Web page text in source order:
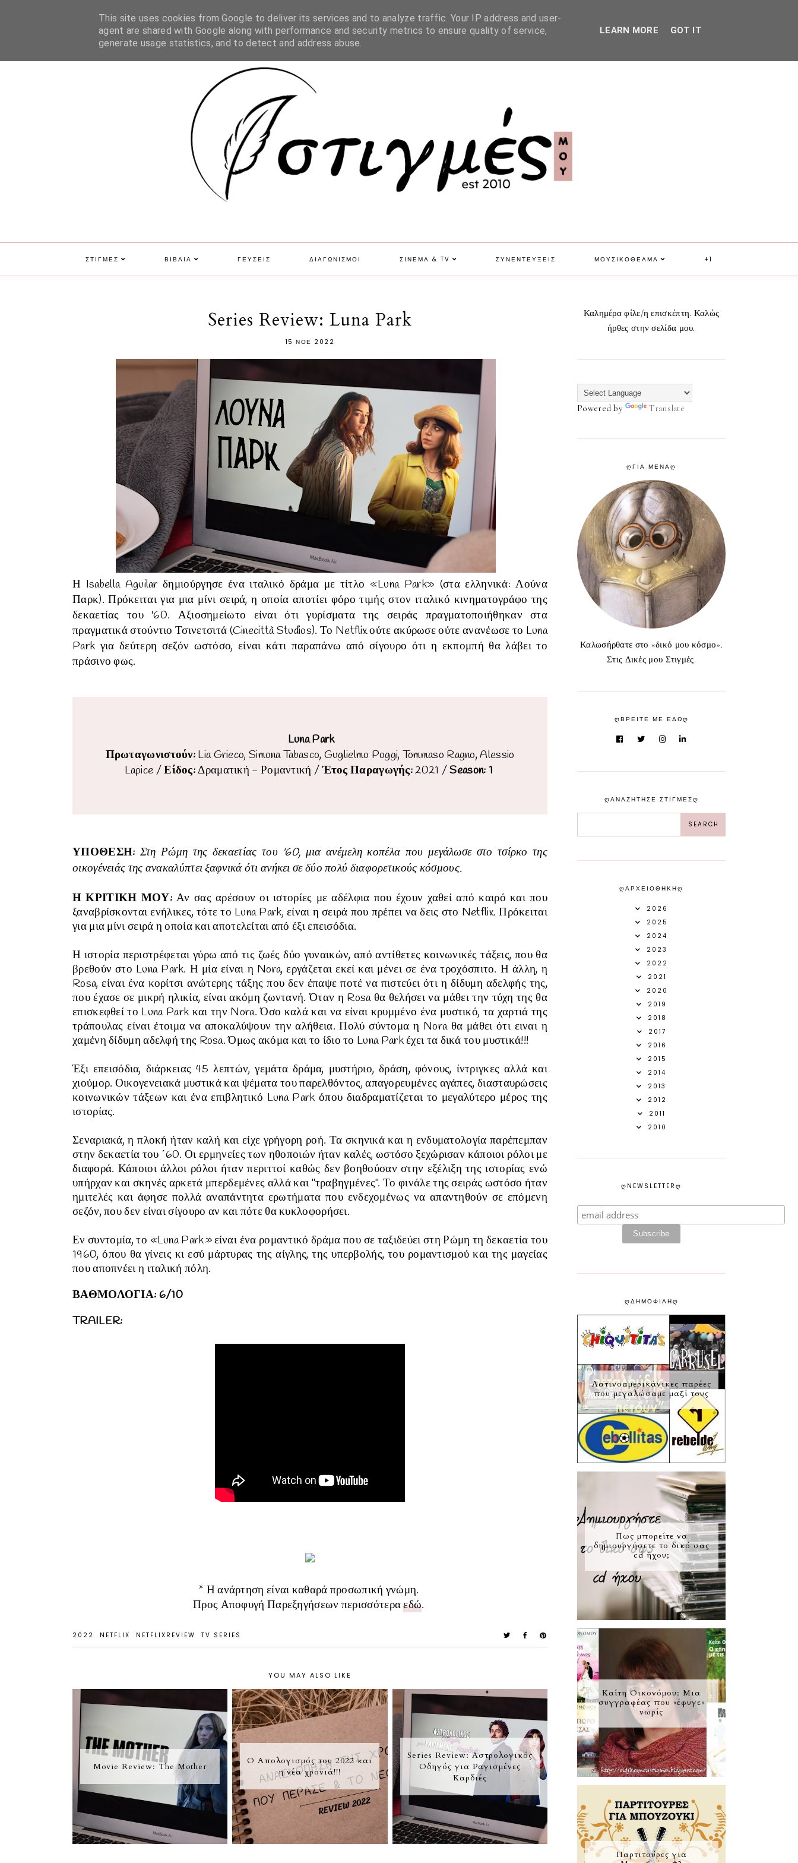
ΠΟΙΑ ΕΙΜΑΙ ΕΠΙΚΟΙΝΩΝΙΑ GDPR SITE MAP
ΣΤΙΓΜΕΣ ΒΙΒΛΙΑ ΓΕΥΣΕΙΣ ΔΙΑΓΩΝΙΣΜΟΙ ΣΙΝΕΜΑ & TV ΣΥΝΕΝΤΕΥΞΕΙΣ ΜΟΥΣΙΚΟΘΕΑΜΑ +1
Series Review: Luna Park
15 ΝΟΕ 2022
Η Isabella Aguilar δημιούργησε ένα ιταλικό δράμα με τίτλο «Luna Park» (στα ελληνικά: Λούνα
Παρκ). Πρόκειται για μια μίνι σειρά, η οποίααποτίει φόρο τιμής στον ιταλικό κινηματογράφο της
δεκαετίας του '60. Αξιοσημείωτο είναι ότι γυρίσματα της σειράς πραγματοποιήθηκαν στα
πραγματικά στούντιο Τσινετσιτά (Cinecittà Studios). Το Netflix ούτε ακύρωσε ούτε ανανέωσε το Luna
Park για δεύτερη σεζόν ωστόσο, είναι κάτι παραπάνω από σίγουρο ότι η εκπομπή θα λάβει το
πράσινο φως.
Luna Park
Πρωταγωνιστούν: Lia Grieco, Simona Tabasco, Guglielmo Poggi, Tommaso Ragno, Alessio
Lapice /Είδος:Δραματική - Ρομαντική /Έτος Παραγωγής:2021 /Season: 1
ΥΠΟΘΕΣΗ: Στη Ρώμη της δεκαετίας του '60, μια ανέμελη κοπέλα που μεγάλωσε στο τσίρκο της
οικογένειάς της ανακαλύπτει ξαφνικά ότι ανήκει σε δύο πολύ διαφορετικούς κόσμους.
Η ΚΡΙΤΙΚΗ ΜΟΥ:Αν σας αρέσουν οι ιστορίες με αδέλφια που έχουν χαθεί από καιρό και που
ξαναβρίσκονται ενήλικες, τότε το Luna Park, είναι η σειρά που πρέπει να δεις στο Netflix. Πρόκειται
για μια μίνι σειρά η οποία και αποτελείται από έξι επεισόδια.
Η ιστορία περιστρέφεται γύρω από τις ζωές δύο γυναικών, από αντίθετες κοινωνικές τάξεις, που θα
βρεθούν στο Luna Park. Η μία είναι η Nora, εργάζεται εκεί και μένει σε ένα τροχόσπιτο. Η άλλη, η
Rosa, είναι ένα κορίτσι ανώτερης τάξης που δεν έπαψε ποτέ να πιστεύει ότι η δίδυμη αδελφής της,
που έχασε σε μικρή ηλικία, είναι ακόμη ζωντανή. Όταν η Rosa θα θελήσει να μάθει την τύχη της θα
επισκεφθεί το Luna Park και την Nora. Όσο καλά και να είναι κρυμμένο ένα μυστικό, τα χαρτιά της
τράπουλας είναι έτοιμα να αποκαλύψουν την αλήθεια. Πολύ σύντομα η Nora θα μάθει ότι ειναι η
χαμένη δίδυμη αδελφή της Rosa. Όμως ακόμα και το ίδιο το Luna Park έχει τα δικά του μυστικά!!!
Έξι επεισόδια, διάρκειας 45 λεπτών, γεμάτα δράμα, μυστήριο, δράση, φόνους, ίντριγκες αλλά και
χιούμορ. Οικογενειακά μυστικά και ψέματα του παρελθόντος, απαγορευμένες αγάπες, διασταυρώσεις
κοινωνικών τάξεων και ένα επιβλητικό Luna Park όπου διαδραματίζεται το μεγαλύτερο μέρος της
ιστορίας.
Σεναριακά, η πλοκή ήταν καλή και είχε γρήγορη ροή. Τα σκηνικά και η ενδυματολογία παρέπεμπαν
στην δεκαετία του ΄60. Οι ερμηνείες των ηθοποιών ήταν καλές, ωστόσο ξεχώρισαν κάποιοι ρόλοι με
διαφορά. Κάποιοι άλλοι ρόλοι ήταν περιττοί καθώς δεν βοηθούσαν στην εξέλιξη της ιστορίας ενώ
υπήρχαν και σκηνές αρκετά μπερδεμένες αλλά και "τραβηγμένες". Το φινάλε της σειράς ωστόσο ήταν
ημιτελές και άφησε πολλά αναπάντητα ερωτήματα που ενδεχομένως να απαντηθούν σε επόμενη
σεζόν, που δεν είναι σίγουρο αν και πότε θα κυκλοφορήσει.
Εν συντομία, το «Luna Park» είναι ένα ρομαντικό δράμα που σε ταξιδεύει στη Ρώμη τη δεκαετία του
1960, όπου θα γίνεις κι εσύ μάρτυρας της αίγλης, της υπερβολής, του ρομαντισμού και της μαγείας
που αποπνέει η ιταλική πόλη.
ΒΑΘΜΟΛΟΓΙΑ: 6/10
TRAILER:
* Η ανάρτηση είναι καθαρά προσωπική γνώμη.
Προς Αποφυγή Παρεξηγήσεων περισσότεραεδώ.
2022 NETFLIX NETFLIXREVIEW TV SERIES
YOU MAY ALSO LIKE
Movie Review: The Mother
Ο Απολογισμός του 2022 και
η νέα χρονιά!!!
Series Review: Αστρολογικός
Οδηγός για Ραγισμένες
Καρδιές
Καλημέρα φίλε/η επισκέπτη. Καλώς
ήρθες στην σελίδα μου.
Powered by Translate
ᲦΓΙΑ ΜΕΝΑᲦ
Καλωσήρθατε στο «δικό μου κόσμο».
Στις Δικές μου Στιγμές.
ᲦΒΡΕΙΤΕ ΜΕ ΕΔΩᲦ
ᲦΑΝΑΖΗΤΗΣΕ ΣΤΙΓΜΕΣᲦ
ᲦΑΡΧΕΙΟΘΗΚΗᲦ
2026
2025
2024
2023
2022
2021
2020
2019
2018
2017
2016
2015
2014
2013
2012
2011
2010
ᲦNEWSLETTERᲦ
ᲦΔΗΜΟΦΙΛΗᲦ
Λατινοαμερικάνικες παρέες
που μεγαλώσαμε μαζί τους
Πως μπορείτε να
δημιουργήσετε το δικό σας
cd ήχου;
Καίτη Οικονόμου: Μια
συγγραφέας που «έφυγε»
νωρίς
Παρτιτούρες για
This site uses cookies from Google to deliver its services and to analyze traffic. Your IP address and user-
agent are shared with Google along with performance and security metrics to ensure quality of service,
generate usage statistics, and to detect and address abuse.
LEARN MORE GOT IT